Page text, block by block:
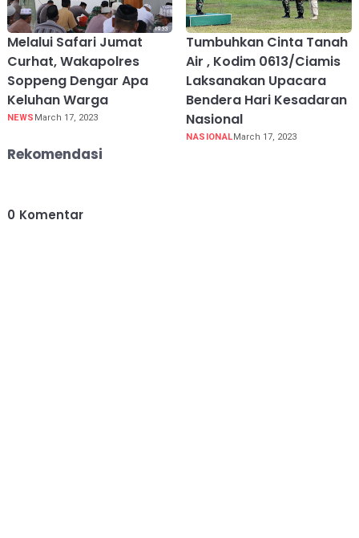
Melalui Safari Jumat
Curhat, Wakapolres
Soppeng Dengar Apa
Keluhan Warga
NEWS March 17, 2023
Tumbuhkan Cinta Tanah
Air , Kodim 0613/Ciamis
Laksanakan Upacara
Bendera Hari Kesadaran
Nasional
NASIONALMarch 17, 2023
Rekomendasi
0 Komentar